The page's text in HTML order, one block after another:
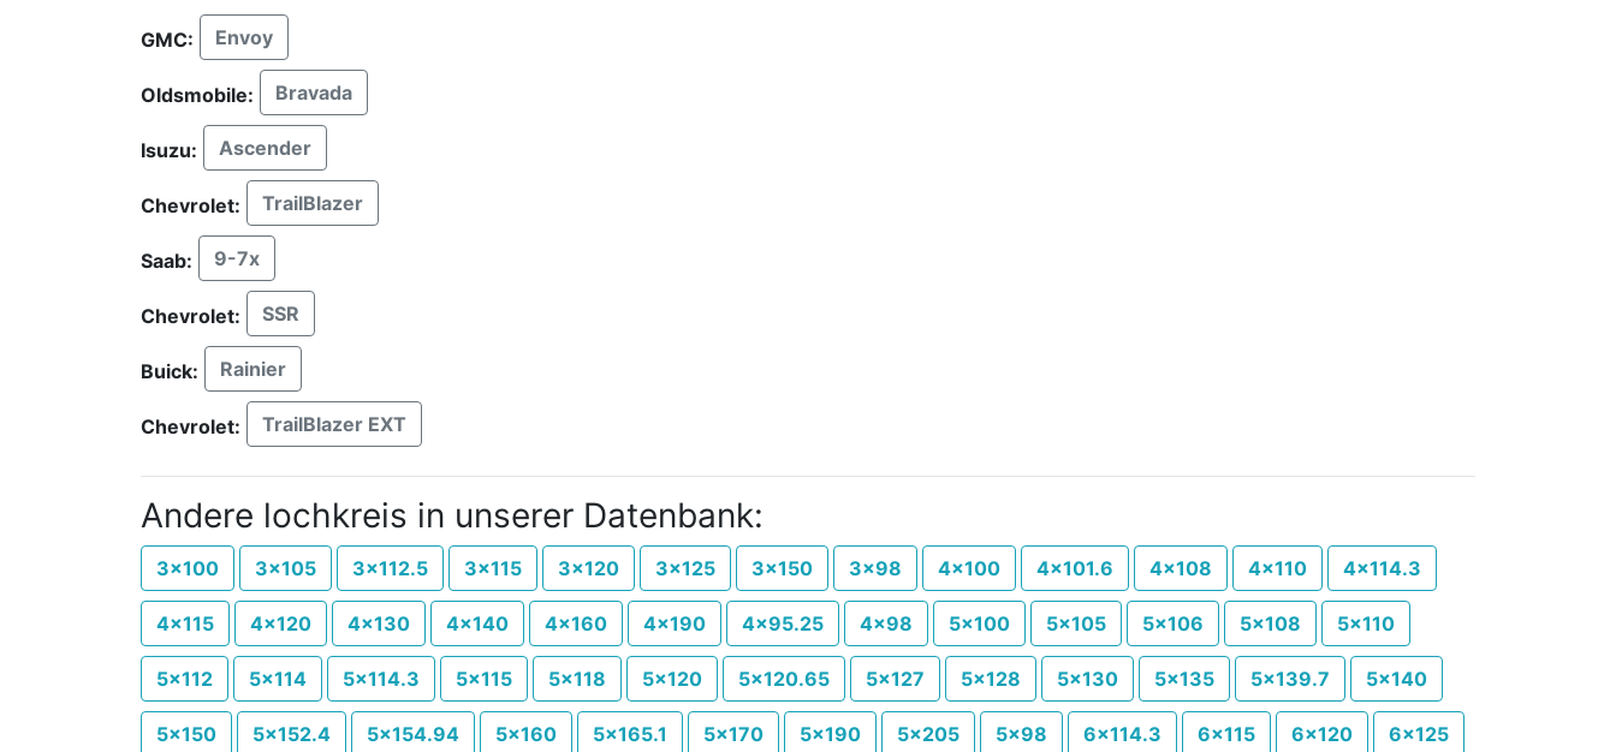
GMC: Envoy
Oldsmobile: Bravada
Isuzu: Ascender
Chevrolet: TrailBlazer
Saab: 9-7x
Chevrolet: SSR
Buick: Rainier
Chevrolet: TrailBlazer EXT
Andere lochkreis in unserer Datenbank:
3x100 3x105 3x112.5 3x115 3x120 3x125 3x150 3x98 4x100 4x101.6 4x108 4x110 4x114.3
4x115 4x120 4x130 4x140 4x160 4x190 4x95.25 4x98 5x100 5x105 5x106 5x108 5x110
5x112 5x114 5x114.3 5x115 5x118 5x120 5x120.65 5x127 5x128 5x130 5x135 5x139.7 5x140
5x150 5x152.4 5x154.94 5x160 5x165.1 5x170 5x190 5x205 5x98 6x114.3 6x115 6x120 6x125